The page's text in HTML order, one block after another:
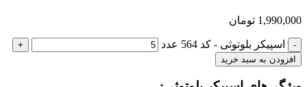
1,990,000 تومان
اسپیکر بلوتوثی - کد 564 عدد
افزودن به سبد خرید